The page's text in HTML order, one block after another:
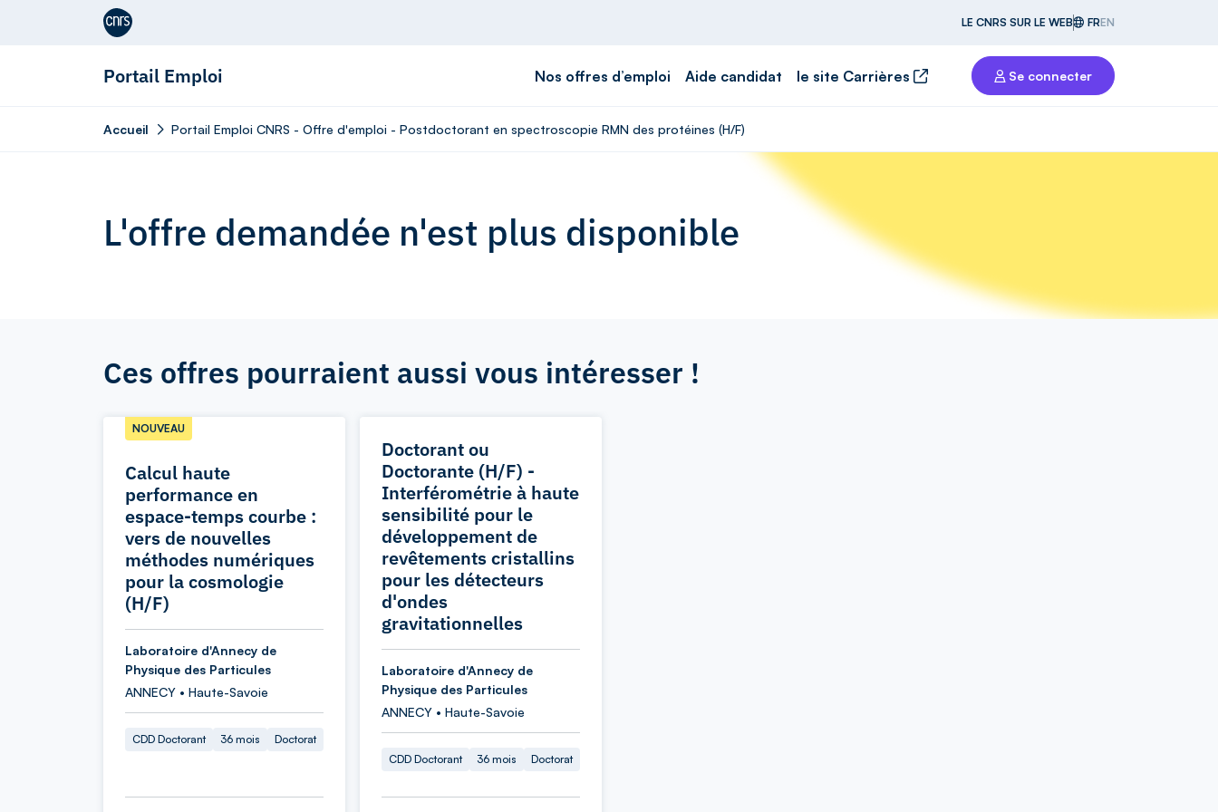
Aller au contenu
LE CNRS SUR LE WEB FREN
Portail Emploi Nos offres d’emploi Aide candidat le site Carrières Se connecter
Accueil Portail Emploi CNRS - Offre d'emploi - Postdoctorant en spectroscopie RMN des protéines (H/F)
L'offre demandée n'est plus disponible
Ces offres pourraient aussi vous intéresser !
Calcul haute
performance en
espace-temps courbe :
vers de nouvelles
méthodes numériques
pour la cosmologie
(H/F)
NOUVEAU
Laboratoire d'Annecy de
Physique des Particules
ANNECY • Haute-Savoie
CDD Doctorant 36 mois Doctorat
Doctorant ou
Doctorante (H/F) -
Interférométrie à haute
sensibilité pour le
développement de
revêtements cristallins
pour les détecteurs
d'ondes
gravitationnelles
Laboratoire d'Annecy de
Physique des Particules
ANNECY • Haute-Savoie
CDD Doctorant 36 mois Doctorat